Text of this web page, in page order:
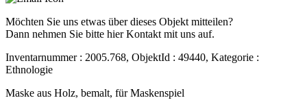
Möchten Sie uns etwas über dieses Objekt mitteilen?
Dann nehmen Sie bitte hier Kontakt mit uns auf.
Inventarnummer : 2005.768, ObjektId : 49440, Kategorie :
Ethnologie
Maske aus Holz, bemalt, für Maskenspiel